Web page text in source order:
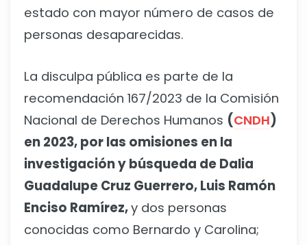
estado con mayor número de casos de
personas desaparecidas.
La disculpa pública es parte de la
recomendación 167/2023 de la Comisión
Nacional de Derechos Humanos (CNDH)
en 2023, por las omisiones en la
investigación y búsqueda de Dalia
Guadalupe Cruz Guerrero, Luis Ramón
Enciso Ramírez,y dos personas
conocidas como Bernardo y Carolina;